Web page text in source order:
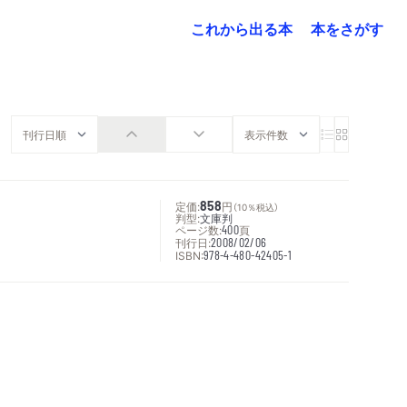
これから出る本
本をさがす
定価:858円 （10％税込）
判型:文庫判
ページ数:400頁
刊行日:2008/02/06
ISBN:978-4-480-42405-1